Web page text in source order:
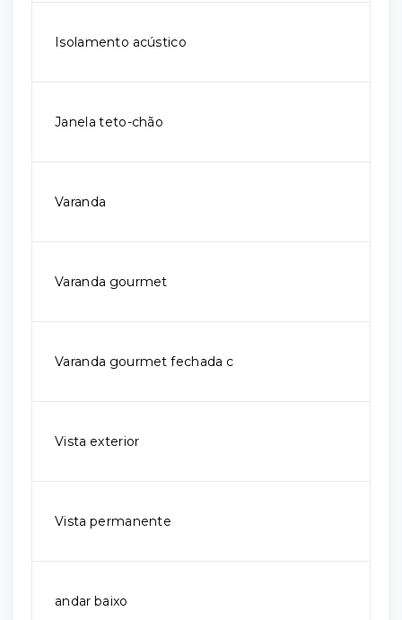
Isolamento acústico
Janela teto-chão
Varanda
Varanda gourmet
Varanda gourmet fechada c
Vista exterior
Vista permanente
andar baixo